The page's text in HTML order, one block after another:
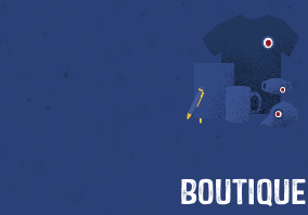
Boutique